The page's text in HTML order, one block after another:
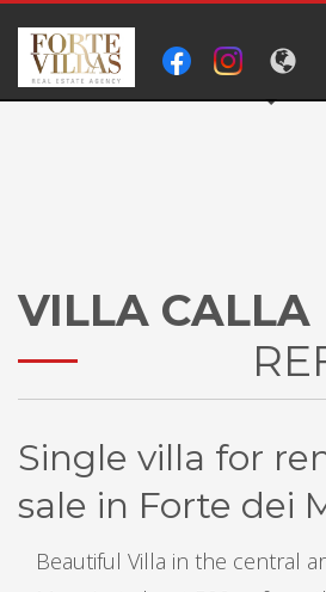
VILLA CALLA
Single villa for
sale in Forte dei
Beautiful Villa in the central